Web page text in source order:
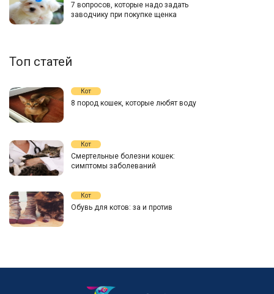
7 вопросов, которые надо задать
заводчику при покупке щенка
Топ статей
Кот
8 пород кошек, которые любят воду
Кот
Смертельные болезни кошек:
симптомы заболеваний
Кот
Обувь для котов: за и против